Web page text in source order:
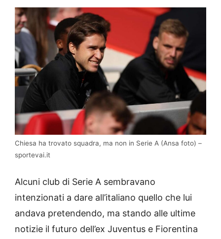
Chiesa ha trovato squadra, ma non in Serie A (Ansa foto) –
sportevai.it
Alcuni club di Serie A sembravano
intenzionati a dare all’italiano quello che lui
andava pretendendo, ma stando alle ultime
notizie il futuro dell’ex Juventus e Fiorentina